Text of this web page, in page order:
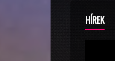
HÍREK